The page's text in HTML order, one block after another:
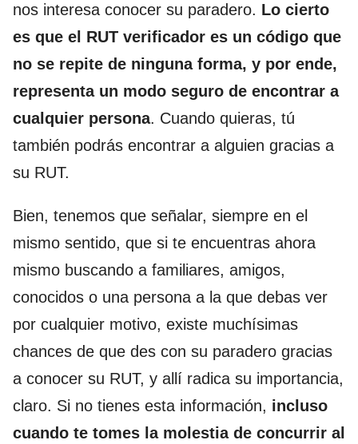
nos interesa conocer su paradero. Lo cierto
es que el RUT verificador es un código que
no se repite de ninguna forma, y por ende,
representa un modo seguro de encontrar a
cualquier persona. Cuando quieras, tú
también podrás encontrar a alguien gracias a
su RUT.
Bien, tenemos que señalar, siempre en el
mismo sentido, que si te encuentras ahora
mismo buscando a familiares, amigos,
conocidos o una persona a la que debas ver
por cualquier motivo, existe muchísimas
chances de que des con su paradero gracias
a conocer su RUT, y allí radica su importancia,
claro. Si no tienes esta información, incluso
cuando te tomes la molestia de concurrir al